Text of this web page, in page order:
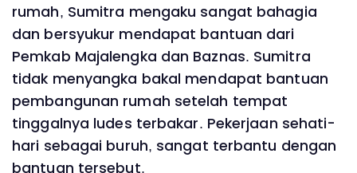
rumah, Sumitra mengaku sangat bahagia
dan bersyukur mendapat bantuan dari
Pemkab Majalengka dan Baznas. Sumitra
tidak menyangka bakal mendapat bantuan
pembangunan rumah setelah tempat
tinggalnya ludes terbakar. Pekerjaan sehati-
hari sebagai buruh, sangat terbantu dengan
bantuan tersebut.